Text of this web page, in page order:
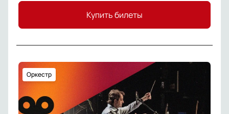
Купить билеты
Оркестр